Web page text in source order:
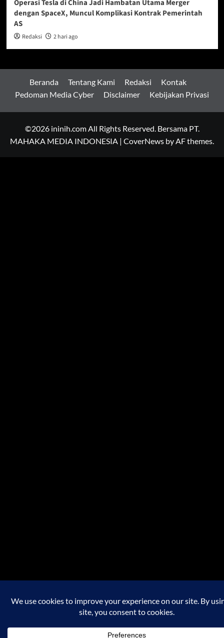
Operasi Tesla di China Jadi Hambatan Utama Merger
dengan SpaceX, Muncul Komplikasi Kontrak Pemerintah
AS
Redaksi 2 hari ago
Beranda Tentang Kami Redaksi
Kontak
Pedoman Media Cyber
Disclaimer Kebijakan Privasi
©2026 ininih.com All Rights Reserved. Bersama PT.
MAHAKA MEDIA INDONESIA | CoverNews by AF themes.